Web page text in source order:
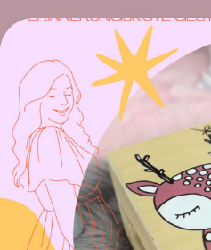
Soon you will learn more